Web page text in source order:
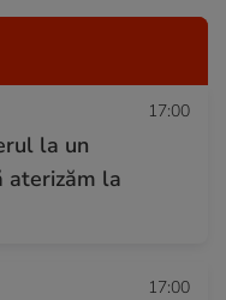
17:00
la un
aterizăm la
17:00